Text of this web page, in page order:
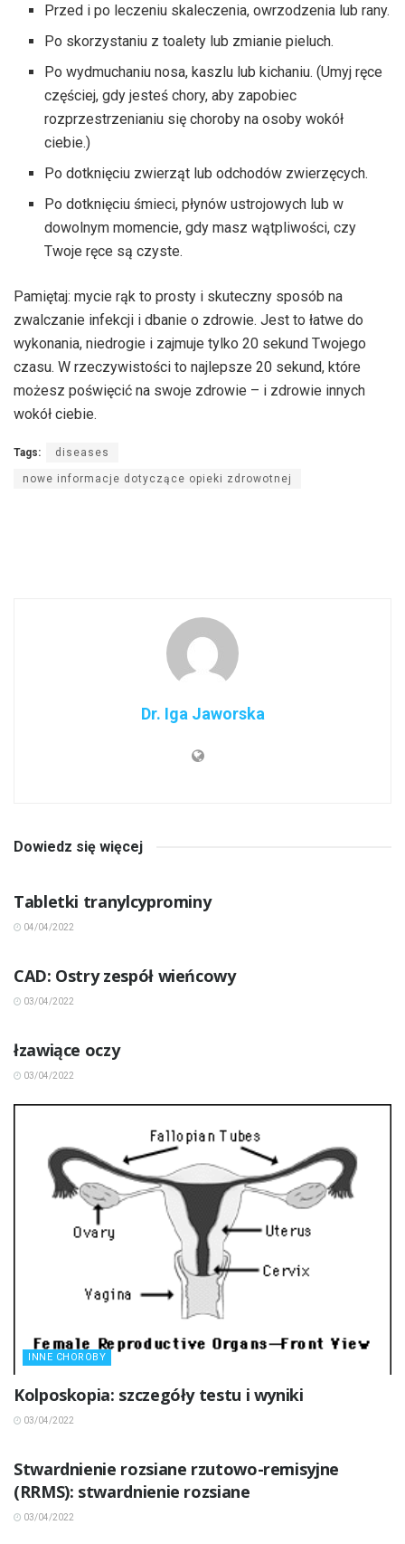
Przed i po leczeniu skaleczenia, owrzodzenia lub rany.
Po skorzystaniu z toalety lub zmianie pieluch.
Po wydmuchaniu nosa, kaszlu lub kichaniu. (Umyj ręce
częściej, gdy jesteś chory, aby zapobiec
rozprzestrzenianiu się choroby na osoby wokół
ciebie.)
Po dotknięciu zwierząt lub odchodów zwierzęcych.
Po dotknięciu śmieci, płynów ustrojowych lub w
dowolnym momencie, gdy masz wątpliwości, czy
Twoje ręce są czyste.
Pamiętaj: mycie rąk to prosty i skuteczny sposób na
zwalczanie infekcji i dbanie o zdrowie. Jest to łatwe do
wykonania, niedrogie i zajmuje tylko 20 sekund Twojego
czasu. W rzeczywistości to najlepsze 20 sekund, które
możesz poświęcić na swoje zdrowie – i zdrowie innych
wokół ciebie.
Tags: diseases
nowe informacje dotyczące opieki zdrowotnej
Dr. Iga Jaworska
Dowiedz się więcej
Tabletki tranylcyprominy
04/04/2022
CAD: Ostry zespół wieńcowy
03/04/2022
łzawiące oczy
03/04/2022
INNE CHOROBY
Kolposkopia: szczegóły testu i wyniki
03/04/2022
Stwardnienie rozsiane rzutowo-remisyjne
(RRMS): stwardnienie rozsiane
03/04/2022